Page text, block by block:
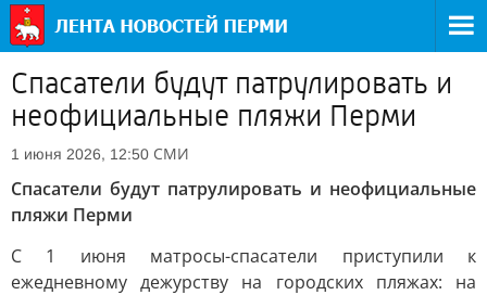
Спасатели будут патрулировать и
неофициальные пляжи Перми
1 июня 2026, 12:50 СМИ
Спасатели будут патрулировать и неофициальные
пляжи Перми
С 1 июня матросы-спасатели приступили к
ежедневному дежурству на городских пляжах: на